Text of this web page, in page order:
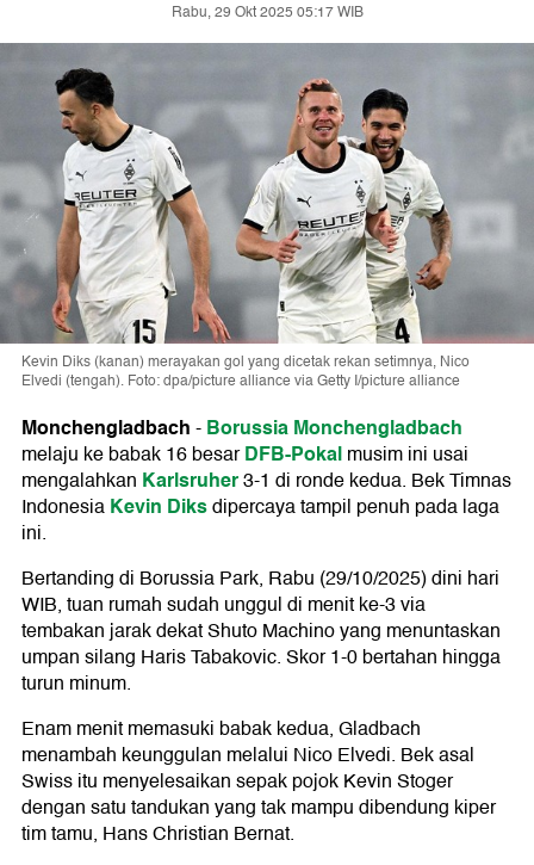
Rabu, 29 Okt 2025 05:17 WIB
Kevin Diks (kanan) merayakan gol yang dicetak rekan setimnya, Nico
Elvedi (tengah). Foto: dpa/picture alliance via Getty I/picture alliance
Monchengladbach-Borussia Monchengladbach
melaju ke babak 16 besarDFB-Pokalmusim ini usai
mengalahkan Karlsruher3-1 di ronde kedua. Bek Timnas
IndonesiaKevin Diksdipercaya tampil penuh pada laga
ini.
Bertanding di Borussia Park, Rabu (29/10/2025) dini hari
WIB, tuan rumah sudah unggul di menit ke-3 via
tembakan jarak dekat Shuto Machino yang menuntaskan
umpan silang Haris Tabakovic. Skor 1-0 bertahan hingga
turun minum.
Enam menit memasuki babak kedua, Gladbach
menambah keunggulan melalui Nico Elvedi. Bek asal
Swiss itu menyelesaikan sepak pojok Kevin Stoger
dengan satu tandukan yang tak mampu dibendung kiper
tim tamu, Hans Christian Bernat.